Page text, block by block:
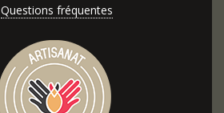
Questions fréquentes